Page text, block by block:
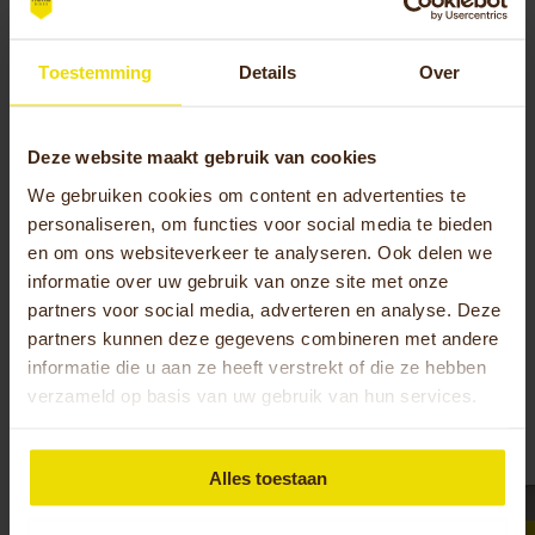
Toestemming Details Over
Deze website maakt gebruik van cookies
We gebruiken cookies om content en advertenties te
personaliseren, om functies voor social media te bieden
en om ons websiteverkeer te analyseren. Ook delen we
informatie over uw gebruik van onze site met onze
partners voor social media, adverteren en analyse. Deze
partners kunnen deze gegevens combineren met andere
informatie die u aan ze heeft verstrekt of die ze hebben
verzameld op basis van uw gebruik van hun services.
Alles toestaan
dragen. Haar passie voor het creëren van
campagne gericht is op het verbinden van mensen
met de producten van Huka. Daarnaast schrijft
nieuwsartikelen om je mee te nemen in de wereld
van Huka en onze nieuwste ontwikkelingen.
Ook interessant
Nieuws, Events & Blogs